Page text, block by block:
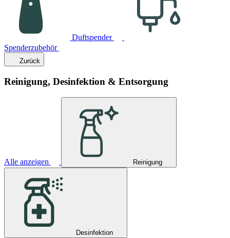
Duftspender
Spenderzubehör
Zurück
Reinigung, Desinfektion & Entsorgung
Alle anzeigen Reinigung
Desinfektion